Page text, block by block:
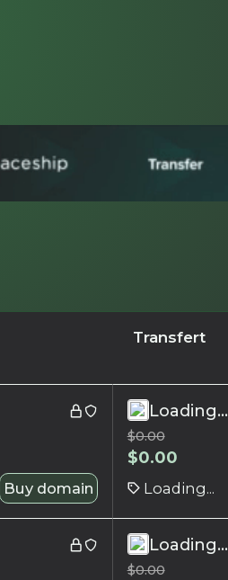
Transfert
Buy domain
Loading...
$0.00
$0.00
Loading...
Loading...
$0.00